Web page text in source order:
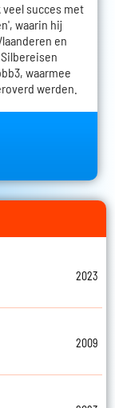
succes met
waarin hij
en
waarmee
werden.
2023
2009